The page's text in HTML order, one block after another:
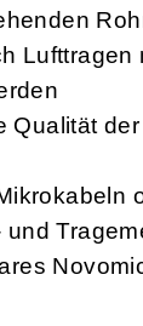
Lufttragen
Qualität